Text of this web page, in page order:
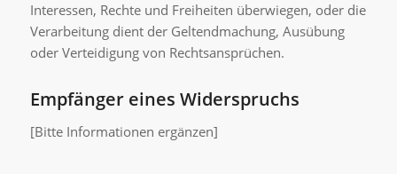
Interessen, Rechte und Freiheiten überwiegen, oder die
Verarbeitung dient der Geltendmachung, Ausübung
oder Verteidigung von Rechtsansprüchen.
Empfänger eines Widerspruchs
[Bitte Informationen ergänzen]